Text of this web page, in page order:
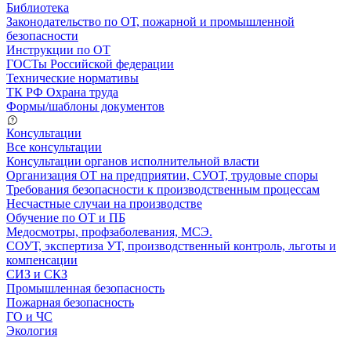
Библиотека
Законодательство по ОТ, пожарной и промышленной
безопасности
Инструкции по ОТ
ГОСТы Российской федерации
Технические нормативы
ТК РФ Охрана труда
Формы/шаблоны документов
Консультации
Все консультации
Консультации органов исполнительной власти
Организация ОТ на предприятии, СУОТ, трудовые споры
Требования безопасности к производственным процессам
Несчастные случаи на производстве
Обучение по ОТ и ПБ
Медосмотры, профзаболевания, МСЭ.
СОУТ, экспертиза УТ, производственный контроль, льготы и
компенсации
СИЗ и СКЗ
Промышленная безопасность
Пожарная безопасность
ГО и ЧС
Экология